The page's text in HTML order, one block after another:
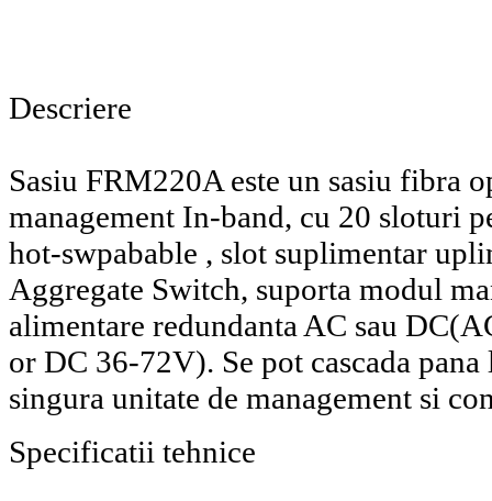
Descriere
Sasiu FRM220A este un sasiu fibra
management In-band, cu 20 sloturi
hot-swpabable , slot suplimentar
Aggregate Switch, suporta modul
alimentare redundanta AC sau
or DC 36-72V). Se pot cascada pana
singura unitate de management si
Specificatii tehnice